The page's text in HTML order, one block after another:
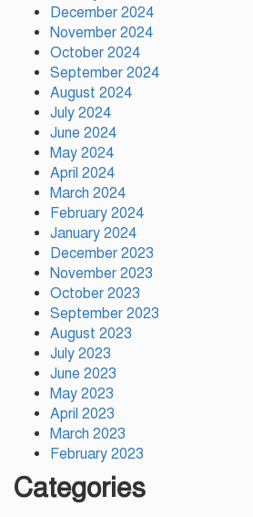
প্রতি ইউনিয়নে
December 2024
November 2024
October 2024
September 2024
August 2024
July 2024
June 2024
May 2024
April 2024
March 2024
February 2024
January 2024
December 2023
November 2023
October 2023
September 2023
August 2023
July 2023
June 2023
May 2023
April 2023
March 2023
February 2023
Categories